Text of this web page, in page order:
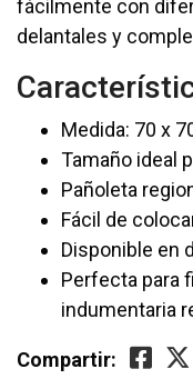
fácilmente con
delantales y
Medida: 70 x
Tamaño ideal
Pañoleta
Fácil de
Disponible en
Perfecta para
indumentaria
Compartir: